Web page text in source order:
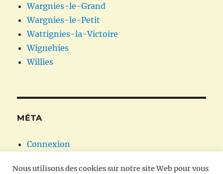
Wargnies-le-Grand
Wargnies-le-Petit
Wattignies-la-Victoire
Wignehies
Willies
MÉTA
Connexion
Flux des commentaires
Nous utilisons des cookies sur notre site Web pour vous